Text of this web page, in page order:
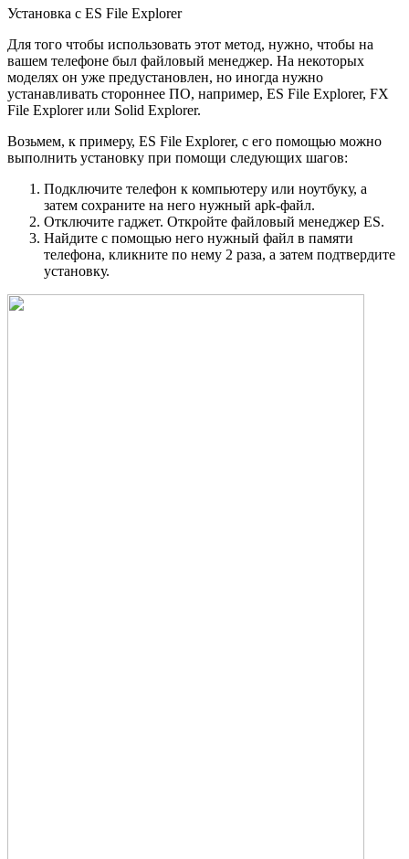
Установка с ES File Explorer
Для того чтобы использовать этот метод, нужно, чтобы на
вашем телефоне был файловый менеджер. На некоторых
моделях он уже предустановлен, но иногда нужно
устанавливать стороннее ПО, например, ES File Explorer, FX
File Explorer или Solid Explorer.
Возьмем, к примеру, ES File Explorer, с его помощью можно
выполнить установку при помощи следующих шагов:
Подключите телефон к компьютеру или ноутбуку, а
затем сохраните на него нужный apk-файл.
Отключите гаджет. Откройте файловый менеджер ES.
Найдите с помощью него нужный файл в памяти
телефона, кликните по нему 2 раза, а затем подтвердите
установку.